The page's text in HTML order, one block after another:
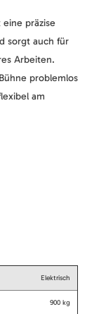
präzise
sorgt auch für
Arbeiten.
problemlos
am
Elektrisch
900 kg